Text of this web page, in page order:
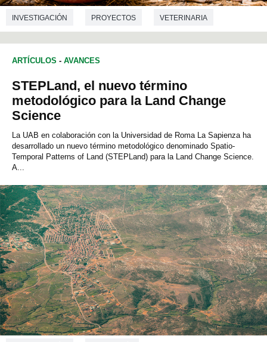
INVESTIGACIÓN PROYECTOS VETERINARIA
ARTÍCULOS - AVANCES
STEPLand, el nuevo término
metodológico para la Land Change
Science
La UAB en colaboración con la Universidad de Roma La Sapienza ha
desarrollado un nuevo término metodológico denominado Spatio-
Temporal Patterns of Land (STEPLand) para la Land Change Science.
A...